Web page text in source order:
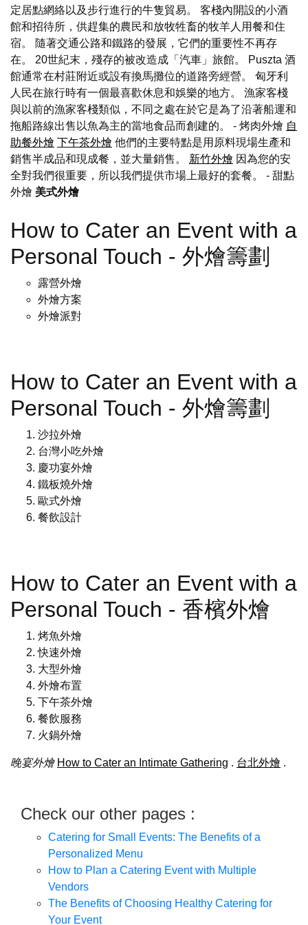
定居點網絡以及步行進行的牛隻貿易。 客棧內開設的小酒
館和招待所，供趕集的農民和放牧牲畜的牧羊人用餐和住
宿。 隨著交通公路和鐵路的發展，它們的重要性不再存
在。 20世紀末，殘存的被改造成「汽車」旅館。 Puszta 酒
館通常在村莊附近或設有換馬攤位的道路旁經營。 匈牙利
人民在旅行時有一個最喜歡休息和娛樂的地方。 漁家客棧
與以前的漁家客棧類似，不同之處在於它是為了沿著船運和
拖船路線出售以魚為主的當地食品而創建的。 - 烤肉外燴 自
助餐外燴 下午茶外燴 他們的主要特點是用原料現場生產和
銷售半成品和現成餐，並大量銷售。 新竹外燴 因為您的安
全對我們很重要，所以我們提供市場上最好的套餐。 - 甜點
外燴 美式外燴
How to Cater an Event with a
Personal Touch - 外燴籌劃
露營外燴
外燴方案
外燴派對
How to Cater an Event with a
Personal Touch - 外燴籌劃
沙拉外燴
台灣小吃外燴
慶功宴外燴
鐵板燒外燴
歐式外燴
餐飲設計
How to Cater an Event with a
Personal Touch - 香檳外燴
烤魚外燴
快速外燴
大型外燴
外燴布置
下午茶外燴
餐飲服務
火鍋外燴
晚宴外燴 How to Cater an Intimate Gathering . 台北外燴 .
Check our other pages :
Catering for Small Events: The Benefits of a
Personalized Menu
How to Plan a Catering Event with Multiple
Vendors
The Benefits of Choosing Healthy Catering for
Your Event